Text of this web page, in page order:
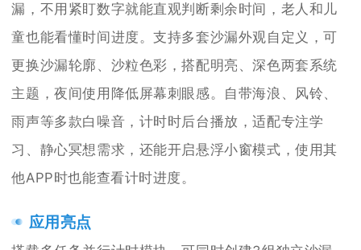
漏，不用紧盯数字就能直观判断剩余时间，老人和儿
童也能看懂时间进度。支持多套沙漏外观自定义，可
更换沙漏轮廓、沙粒色彩，搭配明亮、深色两套系统
主题，夜间使用降低屏幕刺眼感。自带海浪、风铃、
雨声等多款白噪音，计时时后台播放，适配专注学
习、静心冥想需求，还能开启悬浮小窗模式，使用其
他APP时也能查看计时进度。
应用亮点